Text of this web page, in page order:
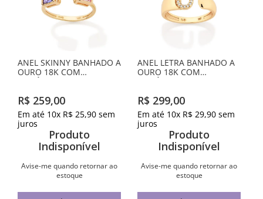
ANEL SKINNY BANHADO A
OURO 18K COM
ZIRCÔNIAS
R$ 259,00
Em até 10x R$ 25,90 sem
juros
Produto
Indisponível
Avise-me quando retornar ao
estoque
ANEL LETRA BANHADO A
OURO 18K COM
ZIRCÔNIAS -LETRA U
R$ 299,00
Em até 10x R$ 29,90 sem
juros
Produto
Indisponível
Avise-me quando retornar ao
estoque